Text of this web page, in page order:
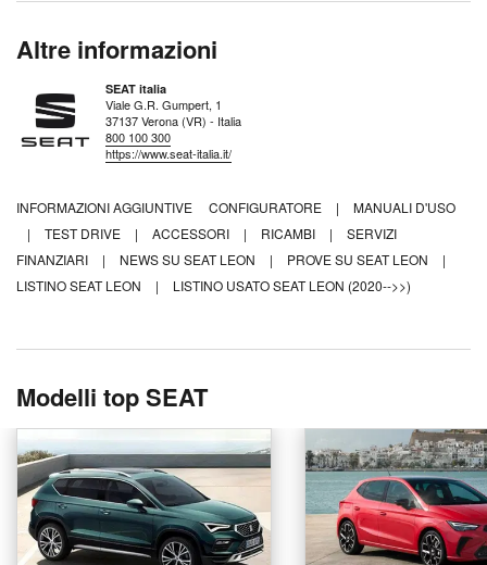
Altre informazioni
SEAT italia
Viale G.R. Gumpert, 1
37137 Verona (VR) - Italia
800 100 300
https://www.seat-italia.it/
INFORMAZIONI AGGIUNTIVE CONFIGURATORE |
MANUALI D'USO
|
TEST DRIVE | ACCESSORI | RICAMBI |
SERVIZI
FINANZIARI
| NEWS SU SEAT LEON | PROVE SU SEAT LEON
|
LISTINO SEAT LEON
| LISTINO USATO SEAT LEON (2020-->>)
Modelli top SEAT